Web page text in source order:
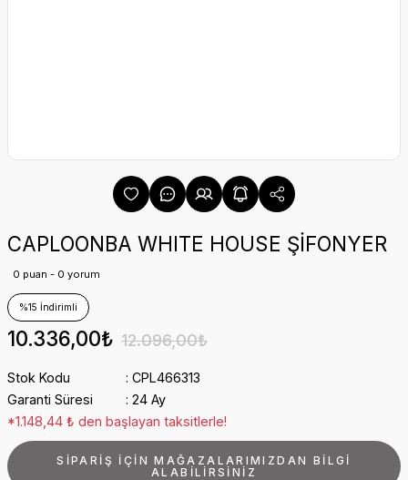
CAPLOONBA WHITE HOUSE ŞİFONYER
0 puan - 0 yorum
%15 İndirimli
10.336,00₺ 12.096,00₺
Stok Kodu
CPL466313
Garanti Süresi
24 Ay
*1.148,44 ₺ den başlayan taksitlerle!
SİPARİŞ İÇİN MAĞAZALARIMIZDAN BİLGİ
ALABİLİRSİNİZ